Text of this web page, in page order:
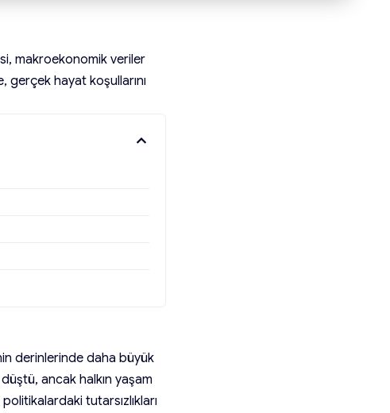
makroekonomik veriler
gerçek hayat koşullarını
derinlerinde daha büyük
ancak halkın yaşam
tutarsızlıkları